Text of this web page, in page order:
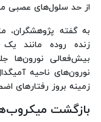
از حد سلول‌های عصبی
به گفته پژوهشگران،
زنده روده مانند
بیش‌فعالی نورون‌ها
نورون‌های ناحیه
زمینه بروز رفتارهای
بازگشت